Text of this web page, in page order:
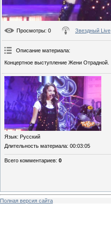
Просмотры: 0 Звездный Live
Описание материала:
Концертное выступление Жени Отрадной.
Язык: Русский
Длительность материала: 00:03:05
Всего комментариев: 0
Полная версия сайта